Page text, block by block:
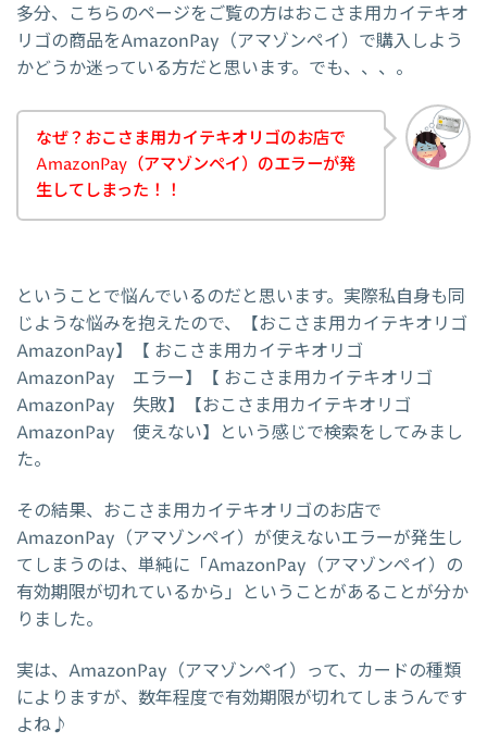
多分、こちらのページをご覧の方はおこさま用カイテキオ
リゴの商品をAmazonPay（アマゾンペイ）で購入しよう
かどうか迷っている方だと思います。でも、、、。
なぜ？おこさま用カイテキオリゴのお店で
AmazonPay（アマゾンペイ）のエラーが発
生してしまった！！
ということで悩んでいるのだと思います。実際私自身も同
じような悩みを抱えたので、【おこさま用カイテキオリゴ
AmazonPay】【 おこさま用カイテキオリゴ
AmazonPay エラー】【 おこさま用カイテキオリゴ
AmazonPay 失敗】【おこさま用カイテキオリゴ
AmazonPay 使えない】という感じで検索をしてみまし
た。
その結果、おこさま用カイテキオリゴのお店で
AmazonPay（アマゾンペイ）が使えないエラーが発生し
てしまうのは、単純に「AmazonPay（アマゾンペイ）の
有効期限が切れているから」ということがあることが分か
りました。
実は、AmazonPay（アマゾンペイ）って、カードの種類
によりますが、数年程度で有効期限が切れてしまうんです
よね♪